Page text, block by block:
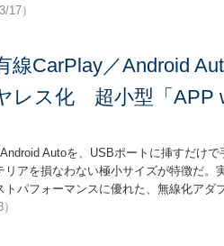
17）
線CarPlay／Android
レス化 超小型「APP
Autoを、USBポートに挿すだけ
リアを損なわない極小サイズが特徴だ
トパフォーマンスに優れた、無線化ア